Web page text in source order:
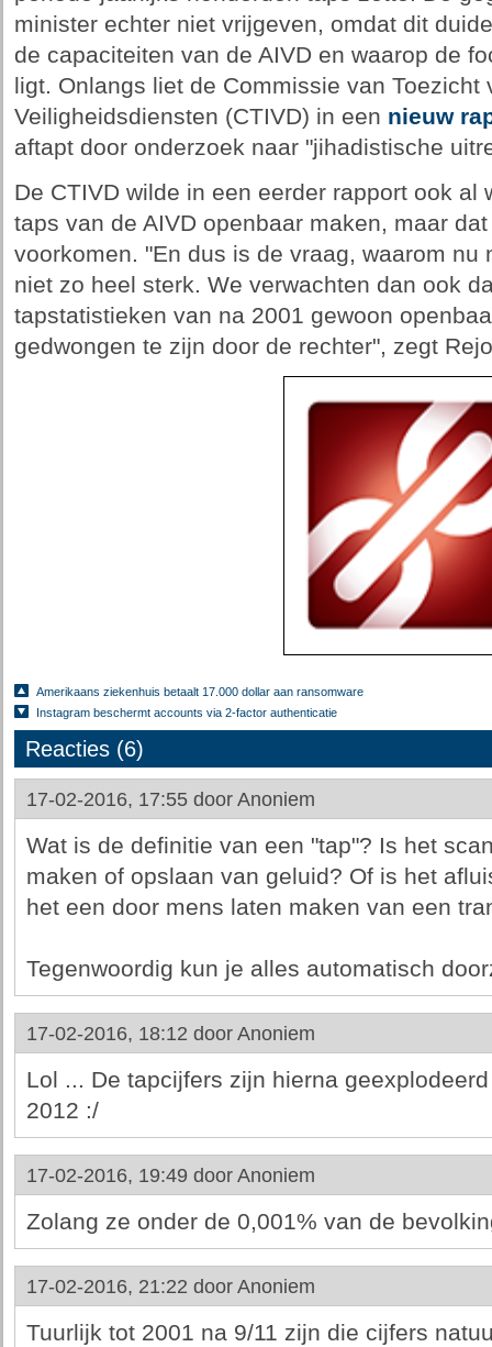
minister echter niet vrijgeven, omdat dit
de capaciteiten van de AIVD en waarop de
ligt. Onlangs liet de Commissie van Toezicht
Veiligheidsdiensten (CTIVD) in een nieuw
aftapt door onderzoek naar "jihadistische
De CTIVD wilde in een eerder rapport ook al
taps van de AIVD openbaar maken, maar
voorkomen. "En dus is de vraag, waarom nu
niet zo heel sterk. We verwachten dan ook
tapstatistieken van na 2001 gewoon
gedwongen te zijn door de rechter", zegt
Amerikaans ziekenhuis betaalt 17.000 dollar aan ransomware
Instagram beschermt accounts via 2-factor authenticatie
Reacties (6)
17-02-2016, 17:55 door Anoniem
Wat is de definitie van een "tap"? Is het
maken of opslaan van geluid? Of is het
het een door mens laten maken van een
Tegenwoordig kun je alles automatisch
17-02-2016, 18:12 door Anoniem
Lol ... De tapcijfers zijn hierna
2012 :/
17-02-2016, 19:49 door Anoniem
Zolang ze onder de 0,001% van de
17-02-2016, 21:22 door Anoniem
Tuurlijk tot 2001 na 9/11 zijn die cijfers